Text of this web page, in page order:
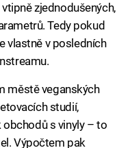
zjednodušených,
Tedy pokud
vlastně v posledních
městě veganských
studií,
s vinyly – to
Výpočtem pak